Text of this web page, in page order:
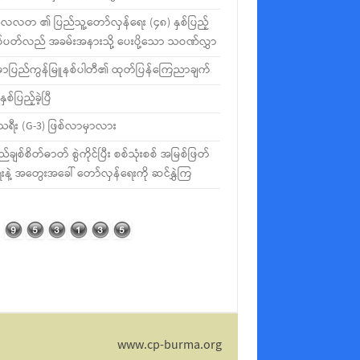
လတ ၏ ပြည်သူ့တော်လှန်ရေး (၄၈) နှစ်ပြည့်
ပတ်လည် အခမ်းအနားသို့ ပေးပို့သော သဝဏ်လွှာ
ာပြည်ကွန်မြူနစ်ပါတီ၏ ထုတ်ပြန်ကြေညာချက်
နှစ်ပြည့်ခဲ့ပြီ
ရီး (G-3) ဖြစ်လာမှာလား
ချစ်စိတ်ဓာတ် စွဲကိုင်ပြီး စစ်သုံးစစ် အမြစ်ဖြတ်
းနဲ့ အတွေးအခေါ် တော်လှန်ရေးကို ဆင်နွှဲကြ
www.cp-burma.org